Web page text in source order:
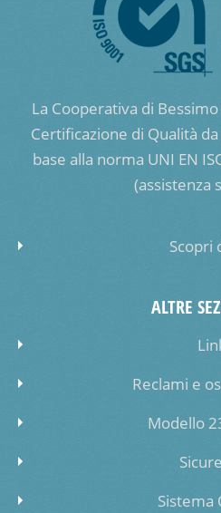
La Cooperativa di
Certificazione di Qualità da
base alla norma UNI EN
(assistenza
Scopri
ALTRE
Reclami e
Modello
Sistema